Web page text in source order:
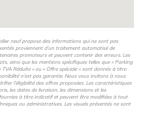
neuf propose des informations qui ne sont pas
proviennent d’un traitement automatisé de
promoteurs et peuvent contenir des erreurs. Les
ainsi que les mentions spécifiques telles que « Parking
TVA Réduite » ou « Offre spéciale » sont donnés à titre
n’est pas garantie. Nous vous invitons à nous
l’éligibilité des offres proposées. Les caractéristiques
les dates de livraison, les dimensions et les
à titre indicatif et peuvent être modifiées à tout
ou administratives. Les visuels présentés ne sont